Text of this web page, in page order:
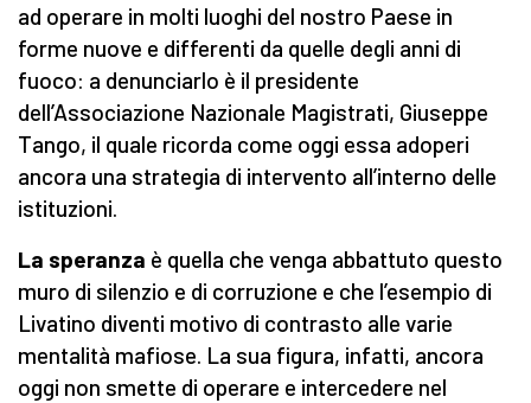
ad operare in molti luoghi del nostro Paese in
forme nuove e differenti da quelle degli anni di
fuoco: a denunciarlo è il presidente
dell’Associazione Nazionale Magistrati, Giuseppe
Tango, il quale ricorda come oggi essa adoperi
ancora una strategia di intervento all’interno delle
istituzioni.
La speranza è quella che venga abbattuto questo
muro di silenzio e di corruzione e che l’esempio di
Livatino diventi motivo di contrasto alle varie
mentalità mafiose. La sua figura, infatti, ancora
oggi non smette di operare e intercedere nel